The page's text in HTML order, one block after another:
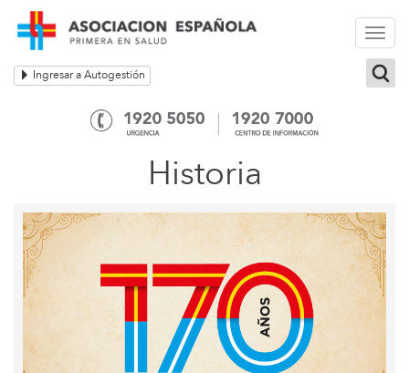
Ingresar a Autogestión
Historia